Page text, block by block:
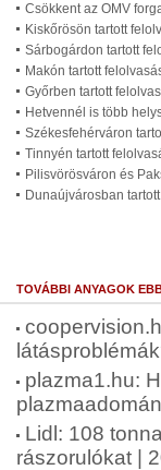
Csökkent az OMV
Kiskőrösön tartott
Sárbogárdon tartott
Makón tartott
Győrben tartott
Hetvennél is több
Székesfehérváron
Tinnyén tartott
Pilisvörösváron és
Dunaújvárosban
TOVÁBBI ANYAGOK
plazma1.hu:
Lidl: 108
rászorulókat |